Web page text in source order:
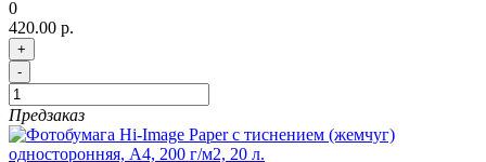
0
420.00 р.
+
-
Предзаказ